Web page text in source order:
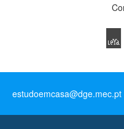
estudoemcasa@dge.mec.pt